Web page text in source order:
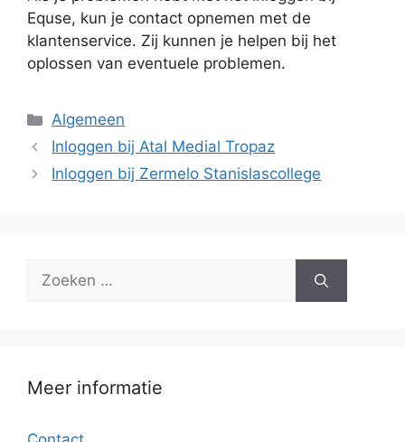
Equse, kun je contact opnemen met de
klantenservice. Zij kunnen je helpen bij het
oplossen van eventuele problemen.
Categorieën
Algemeen
Inloggen bij Atal Medial Tropaz
Inloggen bij Zermelo Stanislascollege
Zoek
Meer informatie